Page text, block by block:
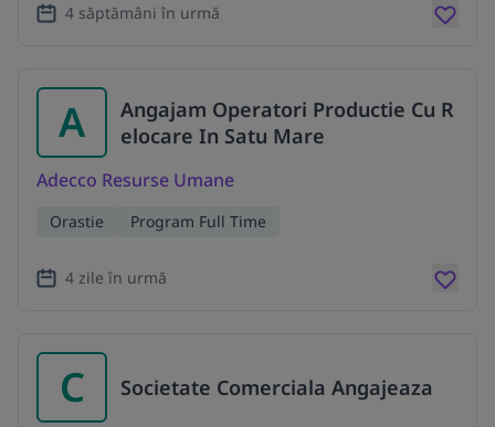
4 săptămâni în urmă
A
Angajam Operatori Productie Cu R
elocare In Satu Mare
Adecco Resurse Umane
Orastie Program Full Time
4 zile în urmă
C Societate Comerciala Angajeaza